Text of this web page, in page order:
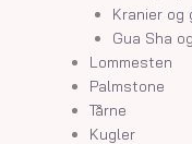
Kranier
Gua Sha
Lommesten
Palmstone
Tårne
Kugler